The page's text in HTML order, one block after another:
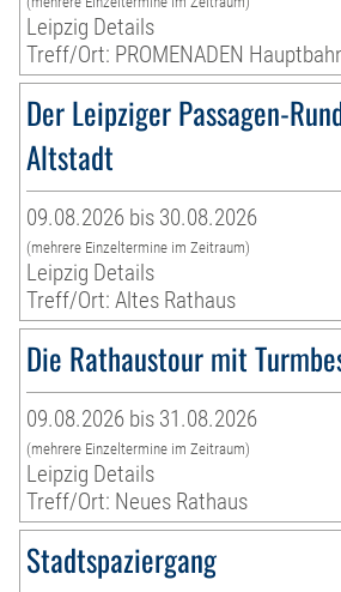
Leipzig Details
Treff/Ort: PROMENADEN
Der Leipziger Passagen-
Altstadt
09.08.2026 bis 30.08.2026
(mehrere Einzeltermine im Zeitraum)
Leipzig Details
Treff/Ort: Altes Rathaus
Die Rathaustour mit
09.08.2026 bis 31.08.2026
(mehrere Einzeltermine im Zeitraum)
Leipzig Details
Treff/Ort: Neues Rathaus
Stadtspaziergang